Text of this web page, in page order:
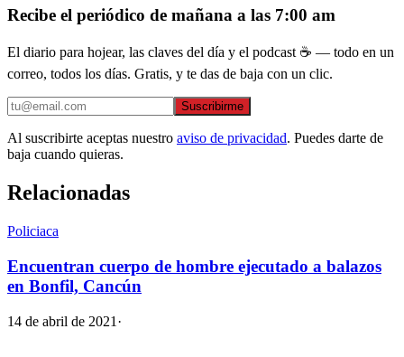
Recibe el periódico de mañana a las 7:00 am
El diario para hojear, las claves del día y el podcast ☕ — todo en un
correo, todos los días. Gratis, y te das de baja con un clic.
Suscribirme
Al suscribirte aceptas nuestro aviso de privacidad. Puedes darte de
baja cuando quieras.
Relacionadas
Policiaca
Encuentran cuerpo de hombre ejecutado a balazos
en Bonfil, Cancún
14 de abril de 2021 ·